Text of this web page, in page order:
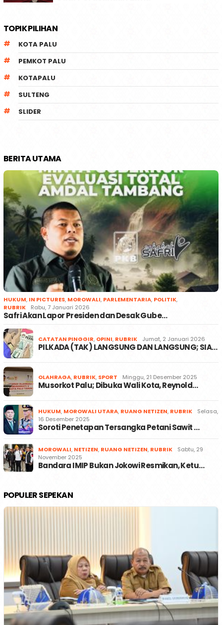
TOPIK PILIHAN
KOTA PALU
PEMKOT PALU
KOTAPALU
SULTENG
SLIDER
BERITA UTAMA
HUKUM, IN PICTURES, MOROWALI, PARLEMENTARIA, POLITIK,
RUBRIK
Rabu, 7 Januari 2026
Safri Akan Lapor Presiden dan Desak Gube…
CATATAN PINGGIR, OPINI, RUBRIK Jumat, 2 Januari 2026
PILKADA (TAK) LANGSUNG DAN LANGSUNG; SIA…
OLAHRAGA, RUBRIK, SPORT Minggu, 21 Desember 2025
Musorkot Palu; Dibuka Wali Kota, Reynold…
HUKUM, MOROWALI UTARA, RUANG NETIZEN, RUBRIK
Selasa,
16 Desember 2025
Soroti Penetapan Tersangka Petani Sawit …
MOROWALI, NETIZEN, RUANG NETIZEN, RUBRIK
Sabtu, 29
November 2025
Bandara IMIP Bukan Jokowi Resmikan, Ketu…
POPULER SEPEKAN